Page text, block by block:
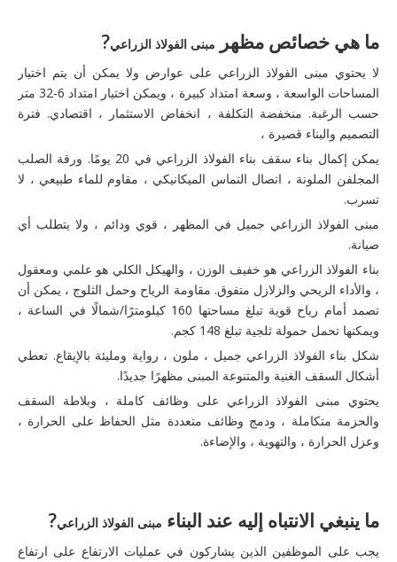
ما هي خصائص مظهر مبنى الفولاذ الزراعي?
لا يحتوي مبنى الفولاذ الزراعي على عوارض ولا يمكن أن يتم اختيار
المساحات الواسعة ، وسعة امتداد كبيرة ، ويمكن اختيار امتداد 6-32 متر
حسب الرغبة. منخفضة التكلفة ، انخفاض الاستثمار ، اقتصادي. فترة
التصميم والبناء قصيرة ،
يمكن إكمال بناء سقف بناء الفولاذ الزراعي في 20 يومًا. ورقة الصلب
المجلفن الملونة ، اتصال التماس الميكانيكي ، مقاوم للماء طبيعي ، لا
تسرب.
مبنى الفولاذ الزراعي جميل في المظهر ، قوي ودائم ، ولا يتطلب أي
صيانة.
بناء الفولاذ الزراعي هو خفيف الوزن ، والهيكل الكلي هو علمي ومعقول
، والأداء الريحي والزلازل متفوق. مقاومة الرياح وحمل الثلوج ، يمكن أن
تصمد أمام رياح قوية تبلغ مساحتها 160 كيلومترًا/شمالًا في الساعة ،
ويمكنها تحمل حمولة ثلجية تبلغ 148 كجم.
شكل بناء الفولاذ الزراعي جميل ، ملون ، رواية ومليئة بالإيقاع. تعطي
أشكال السقف الغنية والمتنوعة المبنى مظهرًا جديدًا.
يحتوي مبنى الفولاذ الزراعي على وظائف كاملة ، وبلاطة السقف
والحزمة متكاملة ، ودمج وظائف متعددة مثل الحفاظ على الحرارة ،
وعزل الحرارة ، والتهوية ، والإضاءة.
ما ينبغي الانتباه إليه عند البناء مبنى الفولاذ الزراعي?
يجب على الموظفين الذين يشاركون في عمليات الارتفاع على ارتفاع